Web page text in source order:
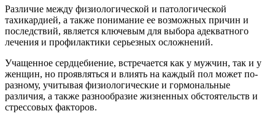
Различие между физиологической и патологической
тахикардией, а также понимание ее возможных причин и
последствий, является ключевым для выбора адекватного
лечения и профилактики серьезных осложнений.
Учащенное сердцебиение, встречается как у мужчин, так и у
женщин, но проявляться и влиять на каждый пол может по-
разному, учитывая физиологические и гормональные
различия, а также разнообразие жизненных обстоятельств и
стрессовых факторов.